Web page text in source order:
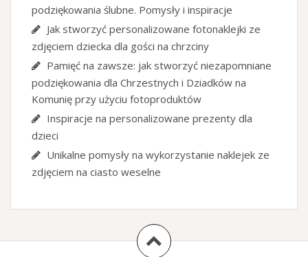
podziękowania ślubne. Pomysły i inspiracje
Jak stworzyć personalizowane fotonaklejki ze
zdjęciem dziecka dla gości na chrzciny
Pamięć na zawsze: jak stworzyć niezapomniane
podziękowania dla Chrzestnych i Dziadków na
Komunię przy użyciu fotoproduktów
Inspiracje na personalizowane prezenty dla
dzieci
Unikalne pomysły na wykorzystanie naklejek ze
zdjęciem na ciasto weselne